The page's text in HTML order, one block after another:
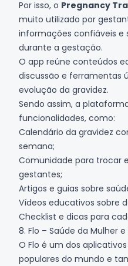
Por isso, o Pregnancy
muito utilizado por
informações confiáveis e
durante a gestação.
O app reúne conteúdos
discussão e ferramentas
evolução da gravidez.
Sendo assim, a
funcionalidades, como:
Calendário da gravidez
semana;
Comunidade para trocar
gestantes;
Artigos e guias sobre
Vídeos educativos sobre
Checklist e dicas para
8. Flo – Saúde da Mulher
O Flo é um dos
populares do mundo e